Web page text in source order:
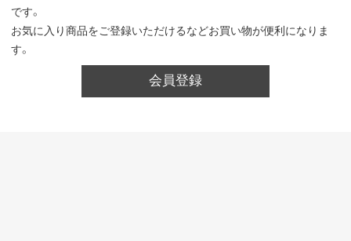
です。
お気に入り商品をご登録いただけるなどお買い物が便利になりま
す。
会員登録